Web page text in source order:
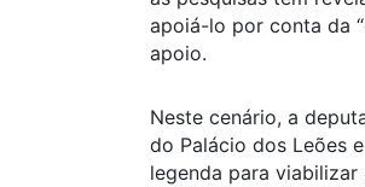
apoiá-lo por conta da
apoio.
Neste cenário, a
do Palácio dos Leões
legenda para